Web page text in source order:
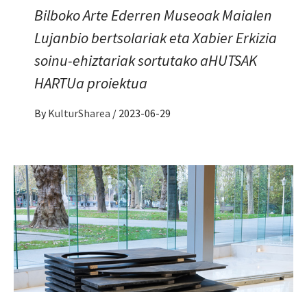
Bilboko Arte Ederren Museoak Maialen
Lujanbio bertsolariak eta Xabier Erkizia
soinu-ehiztariak sortutako aHUTSAK
HARTUa proiektua
By KulturSharea / 2023-06-29